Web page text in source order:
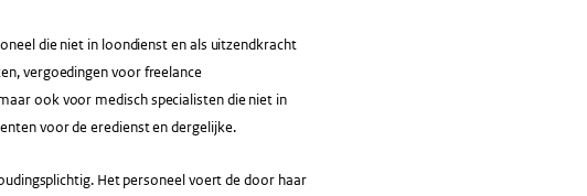
die niet in loondienst en als uitzendkracht
vergoedingen voor freelance
ook voor medisch specialisten die niet in
voor de eredienst en dergelijke.
Het personeel voert de door haar